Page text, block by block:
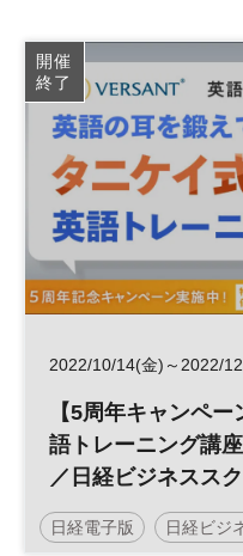
開催
終了
2022/10/14(金)～2022/
【5周年キャンペ
語トレーニング講座
／日経ビジネスス
キング・チャレンジ
日経電子版 日経ビジ